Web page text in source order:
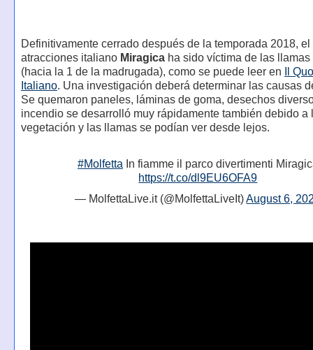
Definitivamente cerrado después de la temporada 2018,
atracciones italiano Miragicaha sido víctima de las llamas
(hacia la 1 de la madrugada), como se puede leer en
Il
Italiano. Una investigación deberá determinar las causas
Se quemaron paneles, láminas de goma, desechos
incendio se desarrolló muy rápidamente también debido a
vegetación y las llamas se podían ver desde lejos.
#Molfetta In fiamme il parco divertimenti
https://t.co/dl9EU6OFA9
— MolfettaLive.it (@MolfettaLiveIt)August 6,